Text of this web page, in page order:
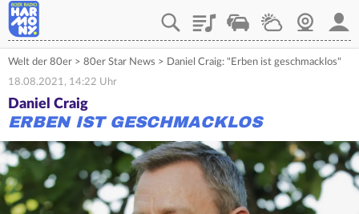
PlaylistVerkehrWetterWebcam
Welt der 80er > 80er Star News > Daniel Craig: "Erben ist geschmacklos"
18.08.2021, 14:22 Uhr
Daniel Craig
ERBEN IST GESCHMACKLOS